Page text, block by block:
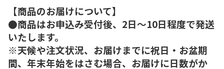
【商品のお届けについて】
●商品はお申込み受付後、2日～10日程度で発送
いたします。
※天候や注文状況、お届けまでに祝日・お盆期
間、年末年始をはさむ場合、お届けに日数がか